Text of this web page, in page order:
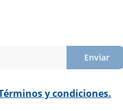
Enviar
y condiciones.